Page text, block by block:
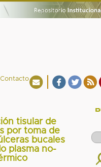
Contacto
tisular de
por toma de
bucales
plasma no-